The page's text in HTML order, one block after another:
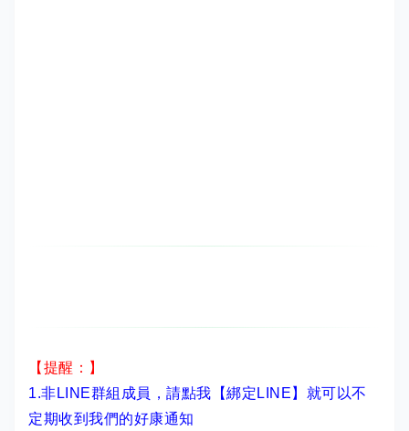
【提醒：】
1.非LINE群組成員， 請點我【綁定LINE】 就可以不
定期收到我們的好康通知